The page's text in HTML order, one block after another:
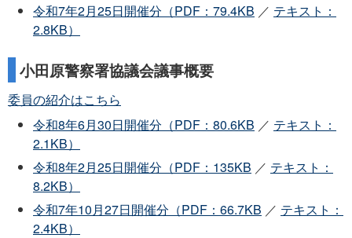
令和7年2月25日開催分（PDF：79.4KB ／ テキスト：
2.8KB）
小田原警察署協議会議事概要
委員の紹介はこちら
令和8年6月30日開催分（PDF：80.6KB ／ テキスト：
2.1KB）
令和8年2月25日開催分（PDF：135KB ／ テキスト：
8.2KB）
令和7年10月27日開催分（PDF：66.7KB ／ テキスト：
2.4KB）